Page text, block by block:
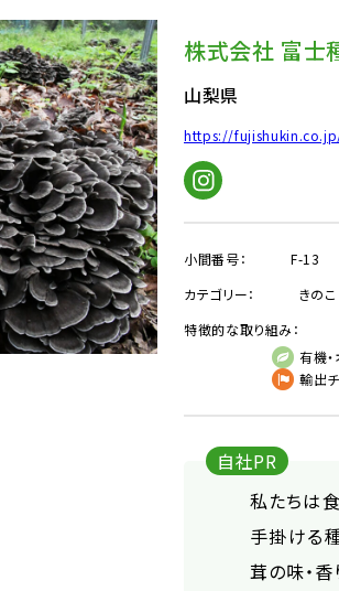
株式会社 富士
山梨県
https://
小間番号：
F-13
カテゴリー：
きのこ
特徴的な取り組み：
有機
輸出
自社PR
私たちは
手掛ける
茸の味・香